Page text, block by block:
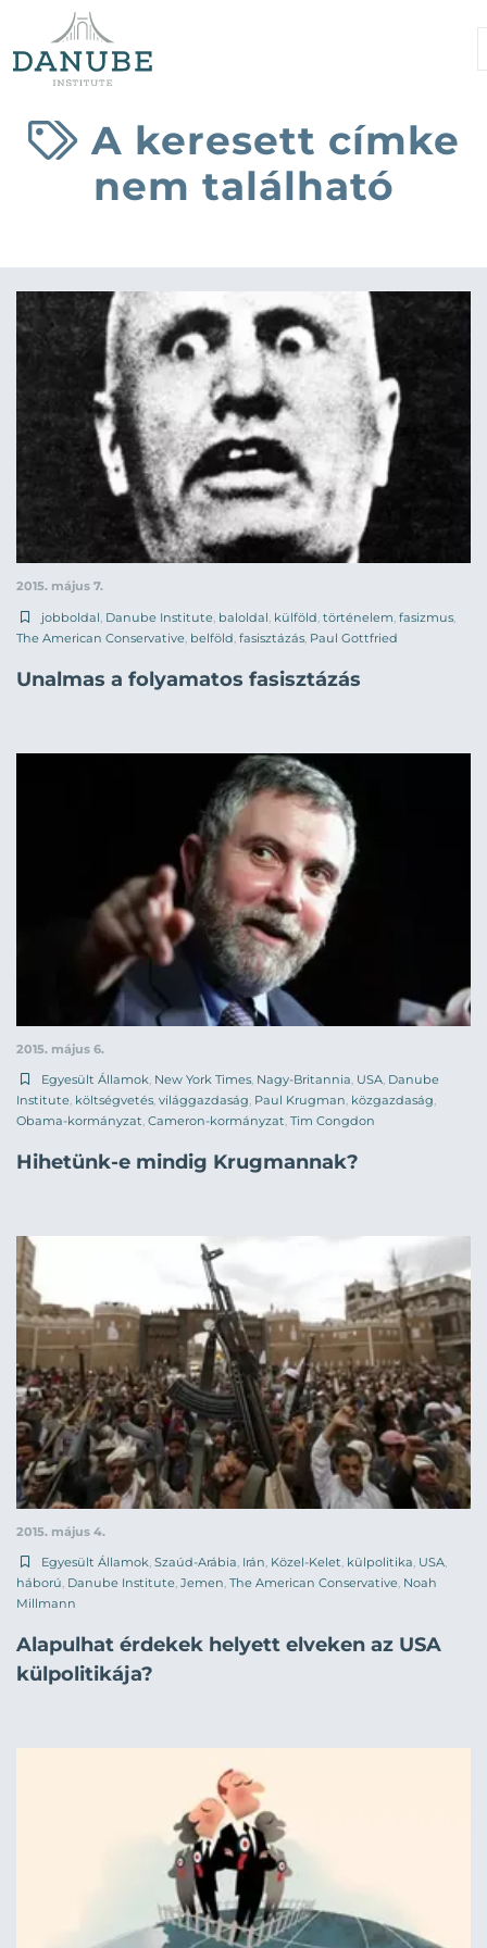
A keresett címke
nem található
2015. május 7.
jobboldal Danube Institute baloldal külföld történelem fasizmus
The American Conservative belföld fasisztázás Paul Gottfried
Unalmas a folyamatos fasisztázás
2015. május 6.
Egyesült Államok New York Times Nagy-Britannia USA Danube
Institute költségvetés világgazdaság Paul Krugman közgazdaság
Obama-kormányzat Cameron-kormányzat Tim Congdon
Hihetünk-e mindig Krugmannak?
2015. május 4.
Egyesült Államok, Szaúd-Arábia, Irán, Közel-Kelet, külpolitika, USA,
háború, Danube Institute, Jemen, The American Conservative, Noah
Millmann
Alapulhat érdekek helyett elveken az USA
külpolitikája?